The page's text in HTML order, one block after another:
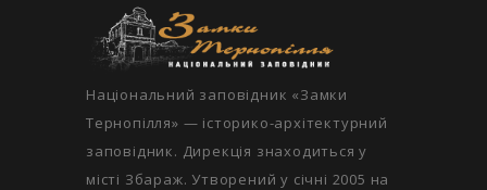
Національний заповідник «Замки
Тернопілля» — історико-архітектурний
заповідник. Дирекція знаходиться у
місті Збараж. Утворений у січні 2005 на